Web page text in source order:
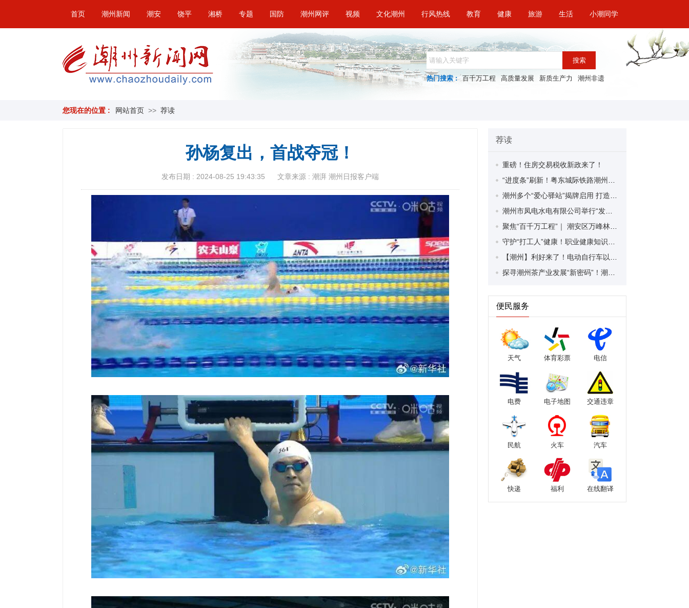
首页 潮州新闻 潮安 饶平 湘桥 专题 国防 潮州网评 视频 文化潮州 行风热线 教育 健康 旅游 生活 小潮同学
搜索
热门搜索 : 百千万工程 高质量发展 新质生产力 潮州非遗
您现在的位置 : 网站首页 >> 荐读
孙杨复出，首战夺冠！
发布日期 : 2024-08-25 19:43:35 文章来源 : 潮湃 潮州日报客户端
荐读
重磅！住房交易税收新政来了！
便民服务
天气 体育彩票 电信
电费 电子地图 交通违章
民航 火车 汽车
快递 福利 在线翻译